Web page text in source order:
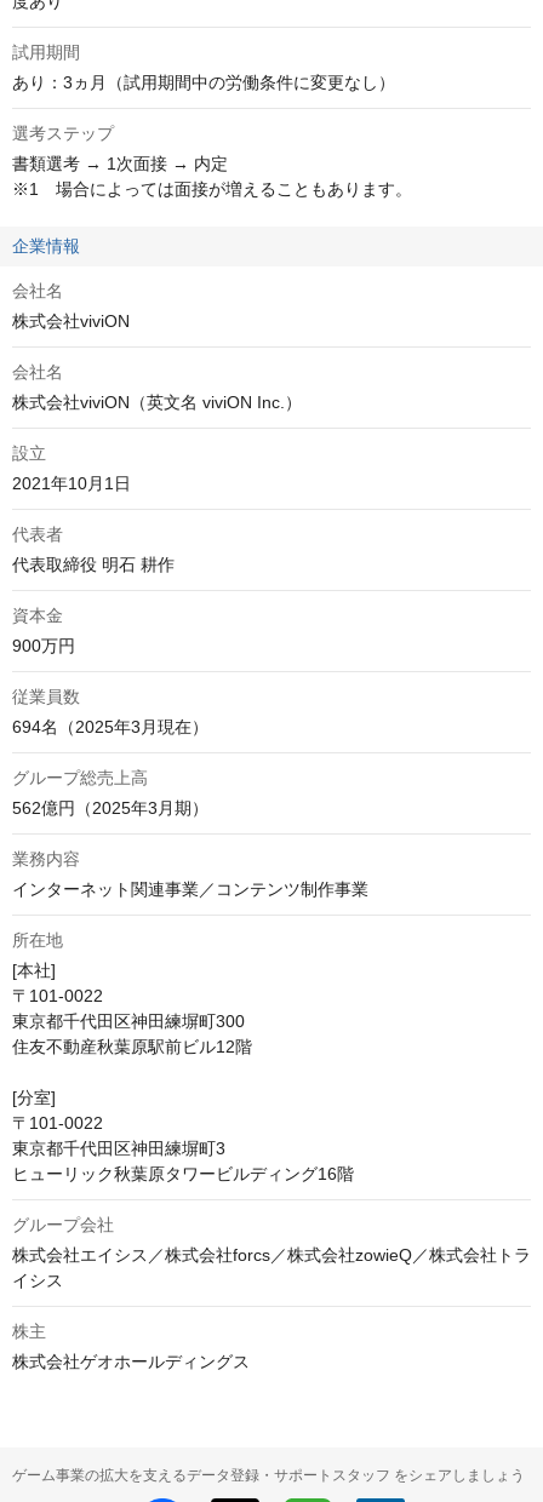
試用期間
あり：3ヵ月（試用期間中の労働条件に変更なし）
選考ステップ
書類選考 → 1次面接 → 内定
※1　場合によっては面接が増えることもあります。
企業情報
会社名
株式会社viviON
会社名
株式会社viviON（英文名 viviON Inc.）
設立
2021年10月1日
代表者
代表取締役 明石 耕作
資本金
900万円
従業員数
694名（2025年3月現在）
グループ総売上高
562億円（2025年3月期）
業務内容
インターネット関連事業／コンテンツ制作事業
所在地
[本社]
〒101-0022
東京都千代田区神田練塀町300
住友不動産秋葉原駅前ビル12階
[分室]
〒101-0022
東京都千代田区神田練塀町3
ヒューリック秋葉原タワービルディング16階
グループ会社
株式会社エイシス／株式会社forcs／株式会社zowieQ／株式会社トラ
イシス
株主
株式会社ゲオホールディングス
ゲーム事業の拡大を支えるデータ登録・サポートスタッフ をシェアしましょう